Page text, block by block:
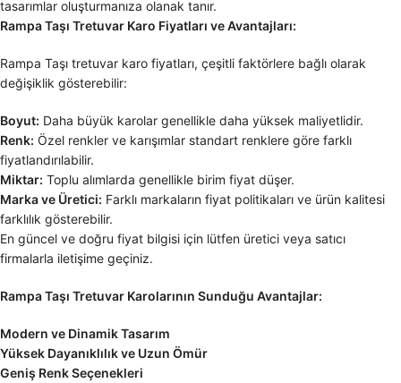
tasarımlar oluşturmanıza olanak tanır.
Rampa Taşı Tretuvar Karo Fiyatları ve Avantajları:
Rampa Taşı tretuvar karo fiyatları, çeşitli faktörlere bağlı olarak
değişiklik gösterebilir:
Boyut: Daha büyük karolar genellikle daha yüksek maliyetlidir.
Renk: Özel renkler ve karışımlar standart renklere göre farklı
fiyatlandırılabilir.
Miktar: Toplu alımlarda genellikle birim fiyat düşer.
Marka ve Üretici: Farklı markaların fiyat politikaları ve ürün kalitesi
farklılık gösterebilir.
En güncel ve doğru fiyat bilgisi için lütfen üretici veya satıcı
firmalarla iletişime geçiniz.
Rampa Taşı Tretuvar Karolarının Sunduğu Avantajlar:
Modern ve Dinamik Tasarım
Yüksek Dayanıklılık ve Uzun Ömür
Geniş Renk Seçenekleri